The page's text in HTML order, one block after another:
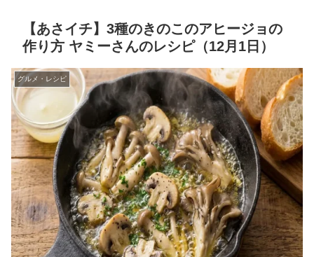
【あさイチ】3種のきのこのアヒージョの
作り方 ヤミーさんのレシピ（12月1日）
グルメ・レシピ